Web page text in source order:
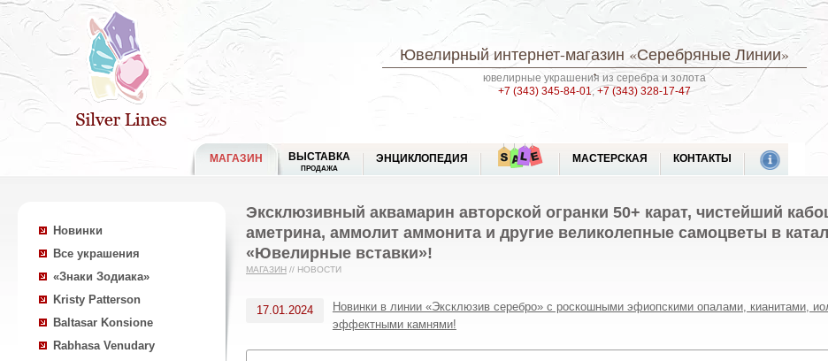
Ювелирный интернет-магазин «Серебряные Линии»
ювелирные украшения из серебра и золота
+7 (343) 345-84-01,+7 (343) 328-17-47
МАГАЗИН ВЫСТАВКА
ПРОДАЖА
ЭНЦИКЛОПЕДИЯ МАСТЕРСКАЯ КОНТАКТЫ
Новинки
Все украшения
«Знаки Зодиака»
Kristy Patterson
Baltasar Konsione
Rabhasa Venudary
Эксклюзивный аквамарин авторской огранки 50+ карат, чистейший
аметрина, аммолит аммонита и другие великолепные самоцветы в
«Ювелирные вставки»!
МАГАЗИН // НОВОСТИ
17.01.2024
Новинки в линии «Эксклюзив серебро» с роскошными эфиопскими опалами, кианитами,
эффектными камнями!